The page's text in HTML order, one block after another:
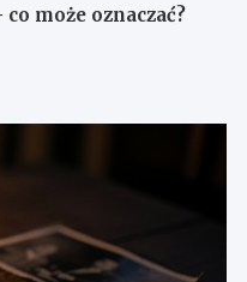
może oznaczać?